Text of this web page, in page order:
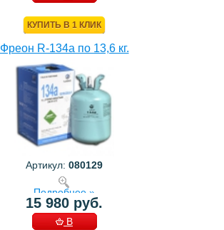
КУПИТЬ В 1 КЛИК
Фреон R-134a по 13,6 кг.
Артикул: 080129
Подробнее »
15 980 руб.
В